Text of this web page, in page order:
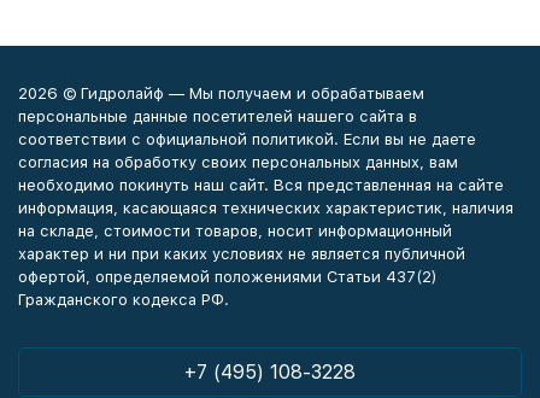
2026 © Гидролайф — Мы получаем и обрабатываем
персональные данные посетителей нашего сайта в
соответствии с официальной политикой. Если вы не даете
согласия на обработку своих персональных данных, вам
необходимо покинуть наш сайт. Вся представленная на сайте
информация, касающаяся технических характеристик, наличия
на складе, стоимости товаров, носит информационный
характер и ни при каких условиях не является публичной
офертой, определяемой положениями Статьи 437(2)
Гражданского кодекса РФ.
+7 (495) 108-3228